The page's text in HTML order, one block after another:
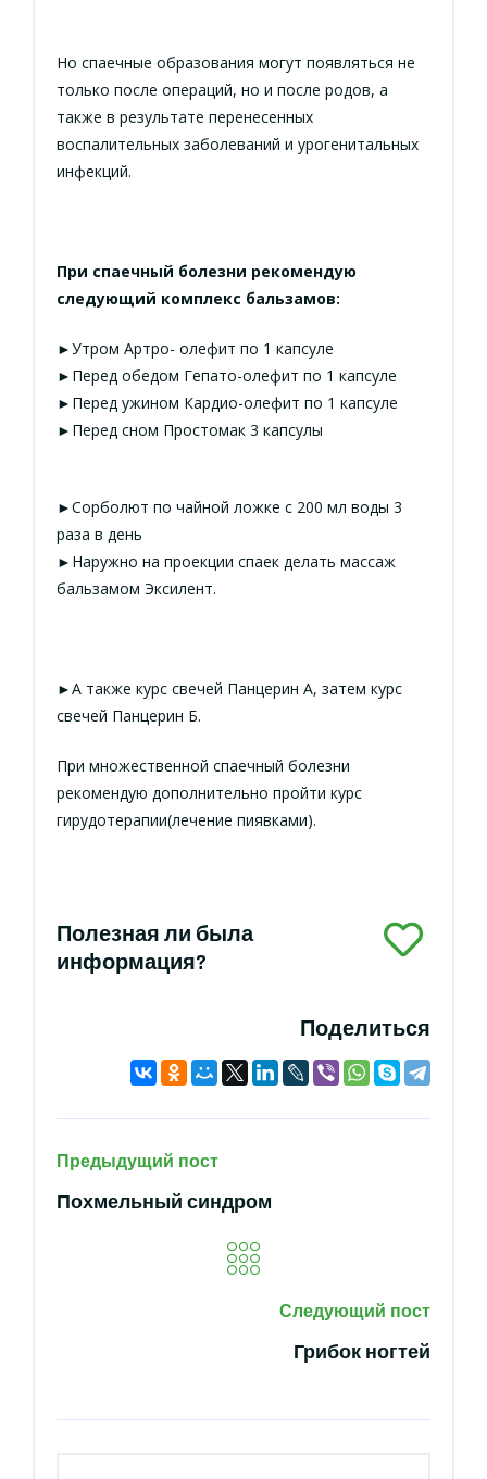
Но спаечные образования могут появляться не
только после операций, но и после родов, а
также в результате перенесенных
воспалительных заболеваний и урогенитальных
инфекций.
При спаечный болезни рекомендую
следующий комплекс бальзамов:
►Утром Артро- олефит по 1 капсуле
►Перед обедом Гепато-олефит по 1 капсуле
►Перед ужином Кардио-олефит по 1 капсуле
►Перед сном Простомак 3 капсулы
►Сорболют по чайной ложке с 200 мл воды 3
раза в день
►Наружно на проекции спаек делать массаж
бальзамом Эксилент.
►А также курс свечей Панцерин А, затем курс
свечей Панцерин Б.
При множественной спаечный болезни
рекомендую дополнительно пройти курс
гирудотерапии(лечение пиявками).
Полезная ли была
информация?
Поделиться
Предыдущий пост
Похмельный синдром
Следующий пост
Грибок ногтей